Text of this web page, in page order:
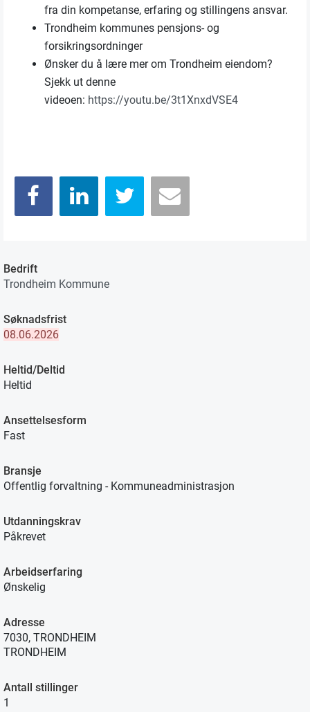
fra din kompetanse, erfaring og stillingens ansvar.
Trondheim kommunes pensjons- og
forsikringsordninger
Ønsker du å lære mer om Trondheim eiendom?
Sjekk ut denne
videoen: https://youtu.be/3t1XnxdVSE4
Bedrift
Trondheim Kommune
Søknadsfrist
08.06.2026
Heltid/Deltid
Heltid
Ansettelsesform
Fast
Bransje
Offentlig forvaltning - Kommuneadministrasjon
Utdanningskrav
Påkrevet
Arbeidserfaring
Ønskelig
Adresse
7030, TRONDHEIM
TRONDHEIM
Antall stillinger
1